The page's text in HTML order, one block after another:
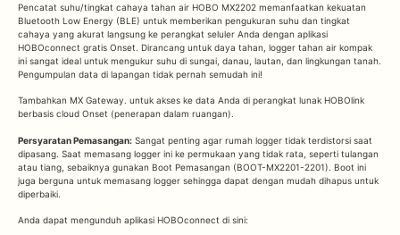
Pencatat suhu/tingkat cahaya tahan air HOBO MX2202 memanfaatkan kekuatan
Bluetooth Low Energy (BLE) untuk memberikan pengukuran suhu dan tingkat
cahaya yang akurat langsung ke perangkat seluler Anda dengan aplikasi
HOBOconnect gratis Onset. Dirancang untuk daya tahan, logger tahan air kompak
ini sangat ideal untuk mengukur suhu di sungai, danau, lautan, dan lingkungan tanah.
Pengumpulan data di lapangan tidak pernah semudah ini!
Tambahkan MX Gateway. untuk akses ke data Anda di perangkat lunak HOBOlink
berbasis cloud Onset (penerapan dalam ruangan).
Persyaratan Pemasangan: Sangat penting agar rumah logger tidak terdistorsi saat
dipasang. Saat memasang logger ini ke permukaan yang tidak rata, seperti tulangan
atau tiang, sebaiknya gunakan Boot Pemasangan (BOOT-MX2201-2201). Boot ini
juga berguna untuk memasang logger sehingga dapat dengan mudah dihapus untuk
diperbaiki.
Anda dapat mengunduh aplikasi HOBOconnect di sini: